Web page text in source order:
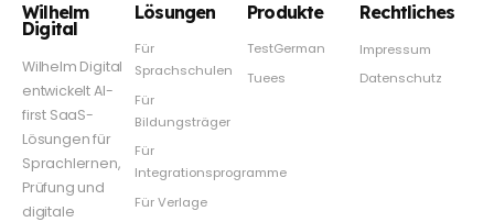
Wilhelm
Digital
Wilhelm Digital
entwickelt AI-
first SaaS-
Lösungen für
Sprachlernen,
Prüfung und
digitale
Lösungen
Für
Sprachschulen
Für
Bildungsträger
Für
Integrationsprogramme
Für Verlage
Produkte
TestGerman
Tuees
Rechtliches
Impressum
Datenschutz